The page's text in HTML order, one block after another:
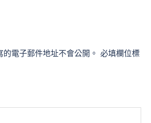
電子郵件地址不會公開。 必填欄位標